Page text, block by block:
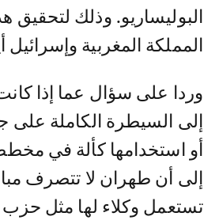
البوليساريو. وذلك لتحقيق
المملكة المغربية وإسرائيل
وردا على سؤال عما إذا
إلى السيطرة الكاملة على
أو استخدامها كألة في
إلى أن طهران لا تتصرف
تستعمل وكلاء لها مثل حزب